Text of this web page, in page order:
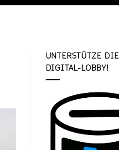
UNTERSTÜTZE DIE
DIGITAL-LOBBY!